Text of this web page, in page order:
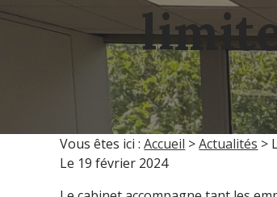
Vous êtes ici : Accueil >Actualités >
Le 19 février 2024